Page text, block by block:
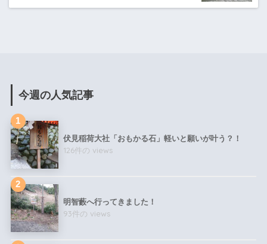
今週の人気記事
伏見稲荷大社「おもかる石」軽いと願いが叶う？！
126件の views
明智藪へ行ってきました！
93件の views